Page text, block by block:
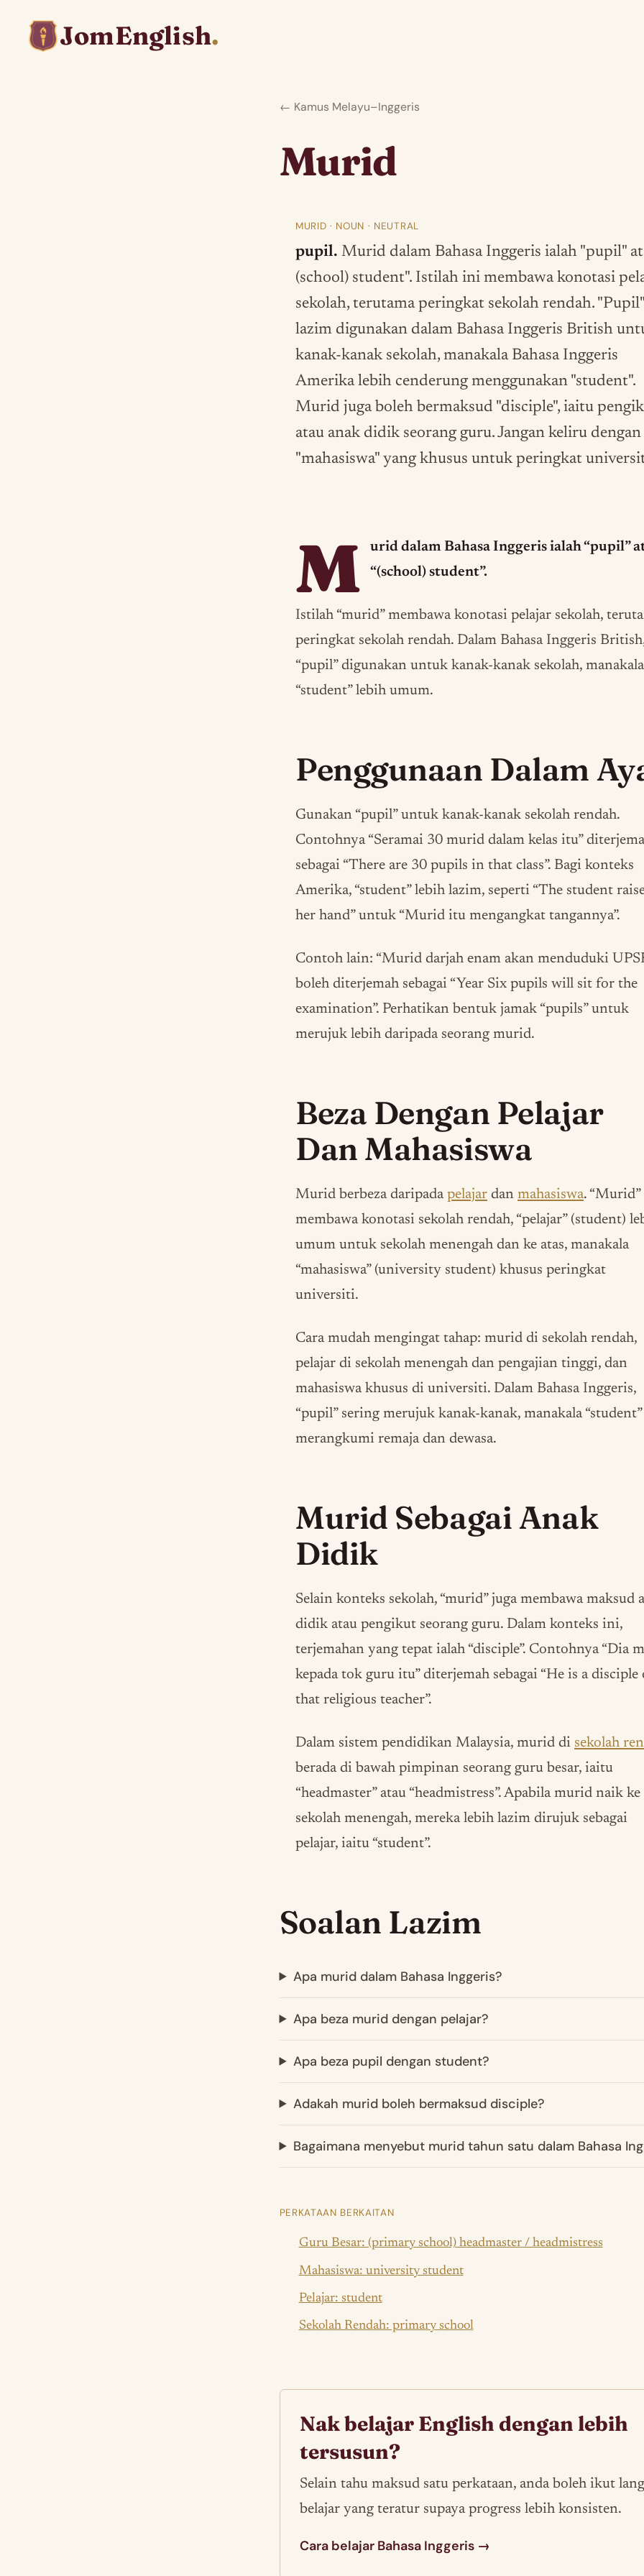
JomEnglish.
← Kamus Melayu–Inggeris
Murid
MURID · NOUN · NEUTRAL
pupil. Murid dalam Bahasa Inggeris ialah "pupil"
(school) student". Istilah ini membawa konotasi
sekolah, terutama peringkat sekolah rendah. "Pupil"
lazim digunakan dalam Bahasa Inggeris British
kanak-kanak sekolah, manakala Bahasa Inggeris
Amerika lebih cenderung menggunakan "student".
Murid juga boleh bermaksud "disciple", iaitu
atau anak didik seorang guru. Jangan keliru dengan
"mahasiswa" yang khusus untuk peringkat
M
urid dalam Bahasa Inggeris ialah “pupil”
“(school) student”.
Istilah “murid” membawa konotasi pelajar sekolah,
peringkat sekolah rendah. Dalam Bahasa Inggeris
“pupil” digunakan untuk kanak-kanak sekolah, manakala
“student” lebih umum.
Penggunaan Dalam
Gunakan “pupil” untuk kanak-kanak sekolah rendah.
Contohnya “Seramai 30 murid dalam kelas itu”
sebagai “There are 30 pupils in that class”. Bagi konteks
Amerika, “student” lebih lazim, seperti “The student
her hand” untuk “Murid itu mengangkat tangannya”.
Contoh lain: “Murid darjah enam akan menduduki
boleh diterjemah sebagai “Year Six pupils will sit for the
examination”. Perhatikan bentuk jamak “pupils” untuk
merujuk lebih daripada seorang murid.
Beza Dengan Pelajar
Dan Mahasiswa
Murid berbeza daripada pelajar dan mahasiswa. “Murid”
membawa konotasi sekolah rendah, “pelajar” (student)
umum untuk sekolah menengah dan ke atas, manakala
“mahasiswa” (university student) khusus peringkat
universiti.
Cara mudah mengingat tahap: murid di sekolah rendah,
pelajar di sekolah menengah dan pengajian tinggi, dan
mahasiswa khusus di universiti. Dalam Bahasa Inggeris,
“pupil” sering merujuk kanak-kanak, manakala “student”
merangkumi remaja dan dewasa.
Murid Sebagai Anak
Didik
Selain konteks sekolah, “murid” juga membawa maksud
didik atau pengikut seorang guru. Dalam konteks ini,
terjemahan yang tepat ialah “disciple”. Contohnya “Dia
kepada tok guru itu” diterjemah sebagai “He is a disciple
that religious teacher”.
Dalam sistem pendidikan Malaysia, murid di sekolah
berada di bawah pimpinan seorang guru besar, iaitu
“headmaster” atau “headmistress”. Apabila murid naik ke
sekolah menengah, mereka lebih lazim dirujuk sebagai
pelajar, iaitu “student”.
Soalan Lazim
Apa murid dalam Bahasa Inggeris?
Apa beza murid dengan pelajar?
Apa beza pupil dengan student?
Adakah murid boleh bermaksud disciple?
Bagaimana menyebut murid tahun satu dalam Bahasa
PERKATAAN BERKAITAN
Guru Besar: (primary school) headmaster / headmistress
Mahasiswa: university student
Pelajar: student
Sekolah Rendah: primary school
Nak belajar English dengan lebih
tersusun?
Selain tahu maksud satu perkataan, anda boleh ikut
belajar yang teratur supaya progress lebih konsisten.
Cara belajar Bahasa Inggeris →